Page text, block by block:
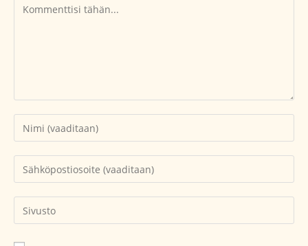
Kommentti
Kirjoita
nimesi
tai
käyttäjätunnuksesi
Kirjoita
sähköpostiosoitteesi
kommentoidaksesi
Kirjoita
sivustosi
verkko-